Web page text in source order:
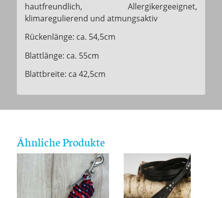
hautfreundlich, Allergikergeeignet,
klimaregulierend und atmungsaktiv
Rückenlänge: ca. 54,5cm
Blattlänge: ca. 55cm
Blattbreite: ca 42,5cm
Ähnliche Produkte